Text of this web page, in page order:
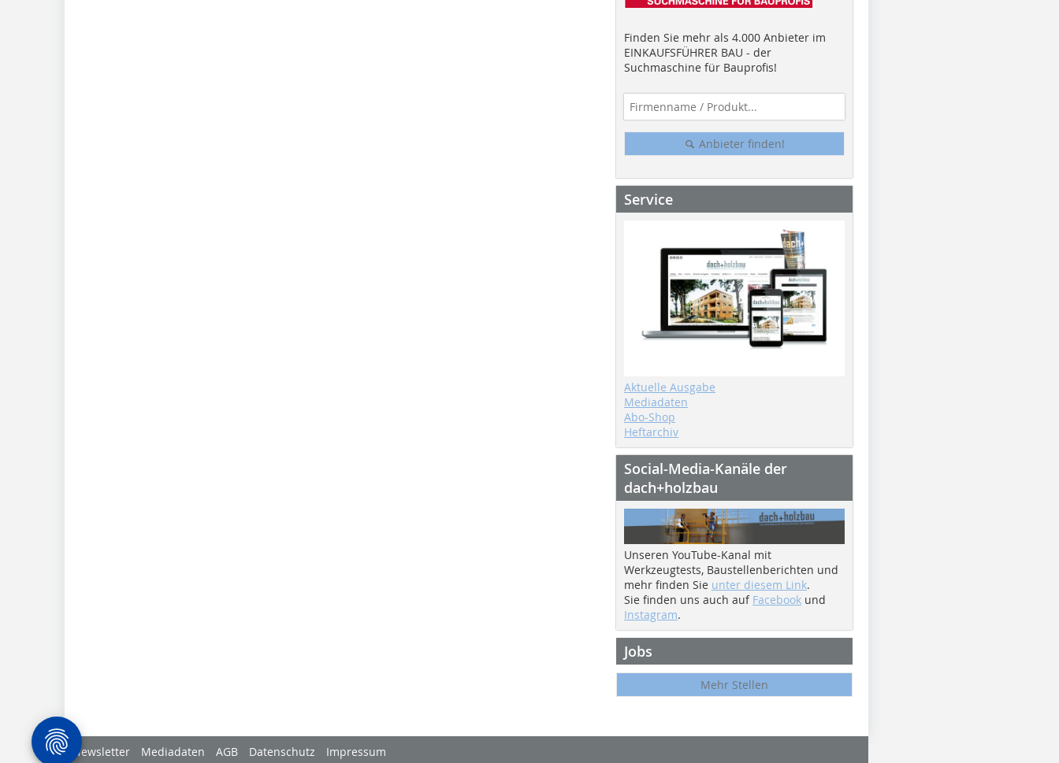
Finden Sie mehr als 4.000 Anbieter im
EINKAUFSFÜHRER BAU - der
Suchmaschine für Bauprofis!
Anbieter finden!
Service
Aktuelle Ausgabe
Mediadaten
Abo-Shop
Heftarchiv
Social-Media-Kanäle der
dach+holzbau
Unseren YouTube-Kanal mit
Werkzeugtests, Baustellenberichten und
mehr finden Sie unter diesem Link.
Sie finden uns auch auf Facebook und
Instagram.
Jobs
Mehr Stellen
Newsletter Mediadaten AGB Datenschutz Impressum